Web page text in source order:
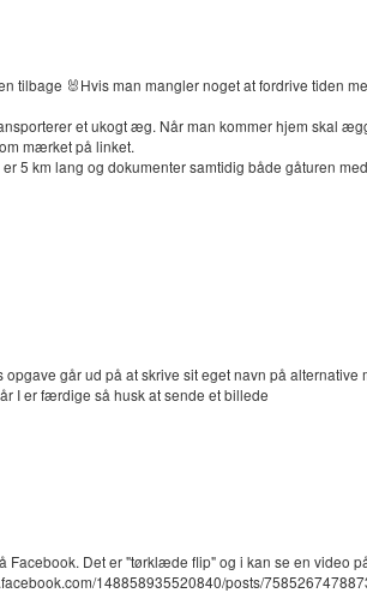
tilbage 🐰Hvis man mangler noget at fordrive tiden
et ukogt æg. Når man kommer hjem skal
mærket på linket.
5 km lang og dokumenter samtidig både gåturen
går ud på at skrive sit eget navn på
I er færdige så husk at sende et billede
Facebook. Det er "tørklæde flip" og i kan se en video
148858935520840/posts/